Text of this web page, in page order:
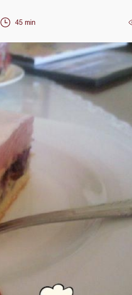
45 min